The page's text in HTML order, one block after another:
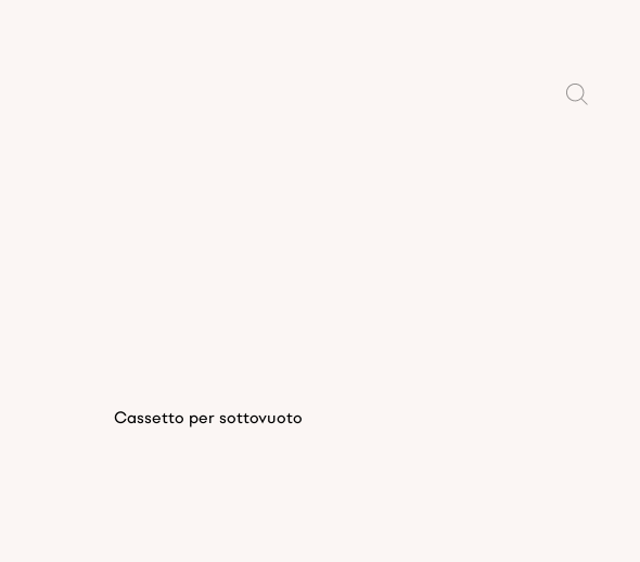
Cassetto per sottovuoto